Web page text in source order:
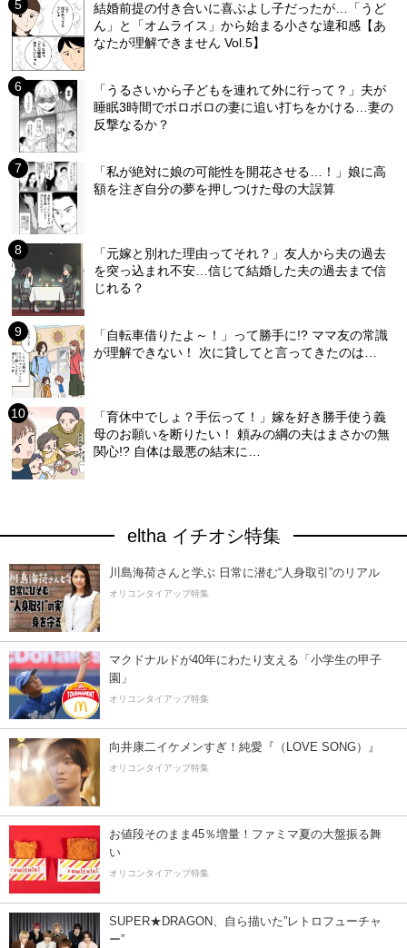
結婚前提の付き合いに喜ぶよし子だったが…「うど
ん」と「オムライス」から始まる小さな違和感【あ
なたが理解できません Vol.5】
「うるさいから子どもを連れて外に行って？」夫が
睡眠3時間でボロボロの妻に追い打ちをかける…妻の
反撃なるか？
「私が絶対に娘の可能性を開花させる…！」娘に高
額を注ぎ自分の夢を押しつけた母の大誤算
「元嫁と別れた理由ってそれ？」友人から夫の過去
を突っ込まれ不安…信じて結婚した夫の過去まで信
じれる？
「自転車借りたよ～！」って勝手に!? ママ友の常識
が理解できない！ 次に貸してと言ってきたのは…
「育休中でしょ？手伝って！」嫁を好き勝手使う義
母のお願いを断りたい！ 頼みの綱の夫はまさかの無
関心!? 自体は最悪の結末に…
eltha イチオシ特集
川島海荷さんと学ぶ 日常に潜む“人身取引”のリアル
オリコンタイアップ特集
マクドナルドが40年にわたり支える「小学生の甲子
園」
オリコンタイアップ特集
向井康二イケメンすぎ！純愛『（LOVE SONG）』
オリコンタイアップ特集
お値段そのまま45％増量！ファミマ夏の大盤振る舞
い
オリコンタイアップ特集
SUPER★DRAGON、自ら描いた”レトロフューチャ
ー”